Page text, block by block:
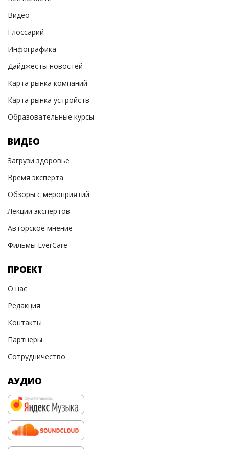
Видео
Глоссарий
Инфографика
Дайджесты новостей
Карта рынка компаний
Карта рынка устройств
Образовательные курсы
ВИДЕО
Загрузи здоровье
Время эксперта
Обзоры с мероприятий
Лекции экспертов
Авторское мнение
Фильмы EverCare
ПРОЕКТ
О нас
Редакция
Контакты
Партнеры
Сотрудничество
АУДИО